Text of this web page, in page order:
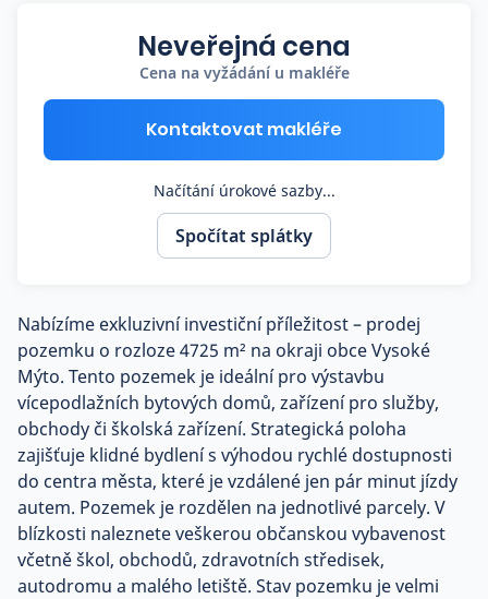
Blog
Kontakt
Neveřejná cena
Cena na vyžádání u makléře
Kontaktovat makléře
Načítání úrokové sazby...
Spočítat splátky
Nabízíme exkluzivní investiční příležitost – prodej
pozemku o rozloze 4725 m² na okraji obce Vysoké
Mýto. Tento pozemek je ideální pro výstavbu
vícepodlažních bytových domů, zařízení pro služby,
obchody či školská zařízení. Strategická poloha
zajišťuje klidné bydlení s výhodou rychlé dostupnosti
do centra města, které je vzdálené jen pár minut jízdy
autem. Pozemek je rozdělen na jednotlivé parcely. V
blízkosti naleznete veškerou občanskou vybavenost
včetně škol, obchodů, zdravotních středisek,
autodromu a malého letiště. Stav pozemku je velmi